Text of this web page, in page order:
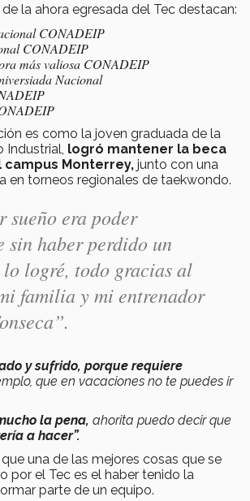
de la ahora egresada del Tec destacan:
CONADEIP
CONADEIP
más valiosa CONADEIP
Nacional
es como la joven graduada de la
Industrial, logró mantener la beca
Monterrey, junto con una
en torneos regionales de taekwondo.
sueño era poder
sin haber perdido un
logré, todo gracias al
familia y mi entrenador
y sufrido, porque requiere
que en vacaciones no te puedes ir
la pena, ahorita puedo decir que
a hacer”.
una de las mejores cosas que se
por el Tec es el haber tenido la
parte de un equipo.